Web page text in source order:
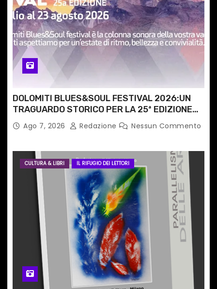
c
o
l
i
DOLOMITI BLUES&SOUL FESTIVAL 2026:UN
TRAGUARDO STORICO PER LA 25ª EDIZIONE
TRA LE CIME PATRIMONIO UNESCO
Ago 7, 2026 Redazione Nessun Commento
CULTURA & LIBRI IL RIFUGIO DEI LETTORI